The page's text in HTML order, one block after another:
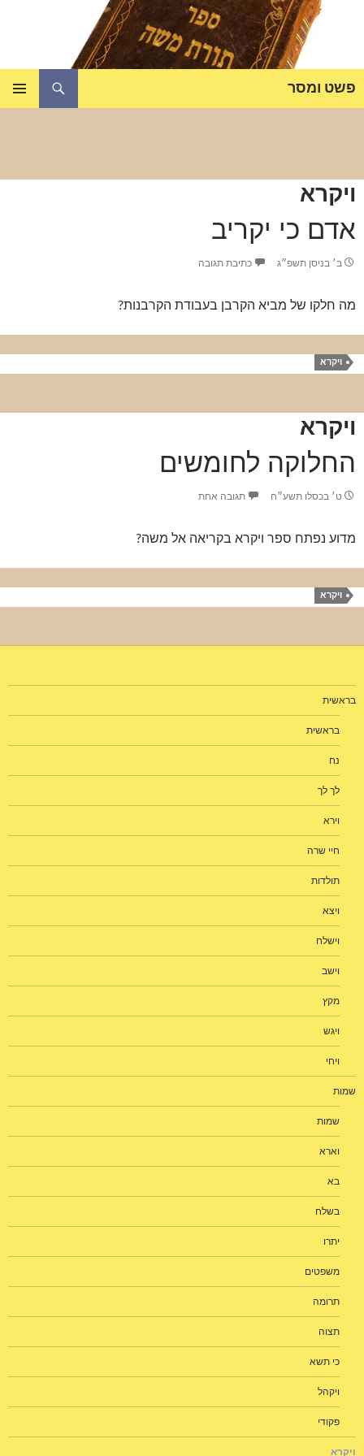
פשט ומסר
ויקרא
אדם כי יקריב
ב׳ בניסן תשפ״ג כתיבת תגובה
מה חלקו של מביא הקרבן בעבודת הקרבנות?
ויקרא
ויקרא
החלוקה לחומשים
ט׳ בכסלו תשע״ח תגובה אחת
מדוע נפתח ספר ויקרא בקריאה אל משה?
ויקרא
בראשית
בראשית
נח
לך לך
וירא
חיי שרה
תולדות
ויצא
וישלח
וישב
מקץ
ויגש
ויחי
שמות
שמות
וארא
בא
בשלח
יתרו
משפטים
תרומה
תצוה
כי תשא
ויקהל
פקודי
ויקרא